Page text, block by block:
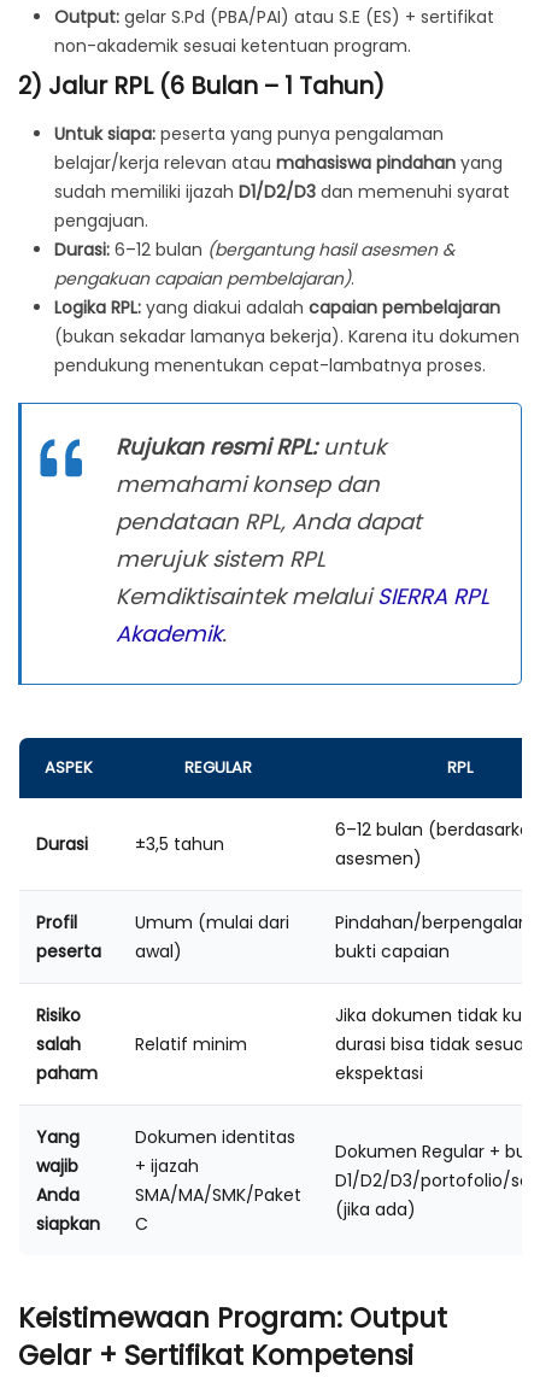
Output: gelar S.Pd (PBA/PAI) atau S.E (ES) + sertifikat
non-akademik sesuai ketentuan program.
2) Jalur RPL (6 Bulan – 1 Tahun)
Untuk siapa: peserta yang punya pengalaman
belajar/kerja relevan atau mahasiswa pindahan yang
sudah memiliki ijazah D1/D2/D3 dan memenuhi syarat
pengajuan.
Durasi: 6–12 bulan (bergantung hasil asesmen &
pengakuan capaian pembelajaran).
Logika RPL: yang diakui adalah capaian pembelajaran
(bukan sekadar lamanya bekerja). Karena itu dokumen
pendukung menentukan cepat-lambatnya proses.
Rujukan resmi RPL:untuk
memahami konsep dan
pendataan RPL, Anda dapat
merujuk sistem RPL
Kemdiktisaintek melaluiSIERRA RPL
Akademik.
ASPEK REGULAR RPL
Durasi ±3,5 tahun
6–12 bulan (berdasarkan
asesmen)
Profil
peserta
Umum (mulai dari
awal)
Pindahan/
bukti capaian
Risiko
salah
paham
Relatif minim
Jika dokumen tidak
durasi bisa tidak sesuai
ekspektasi
Yang
wajib
Anda
siapkan
Dokumen identitas
+ ijazah
SMA/MA/SMK/Paket
C
Dokumen Regular +
D1/D2/D3/portofolio/
(jika ada)
Keistimewaan Program: Output
Gelar + Sertifikat Kompetensi